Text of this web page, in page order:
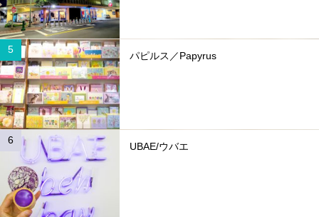
パピルス／Papyrus
UBAE/ウバエ